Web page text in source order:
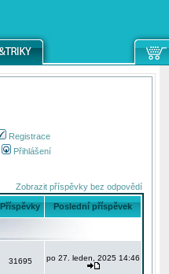
Registrace
Přihlášení
Zobrazit příspěvky bez odpovědí
Příspěvky Poslední příspěvek
31695 po 27. leden, 2025 14:46